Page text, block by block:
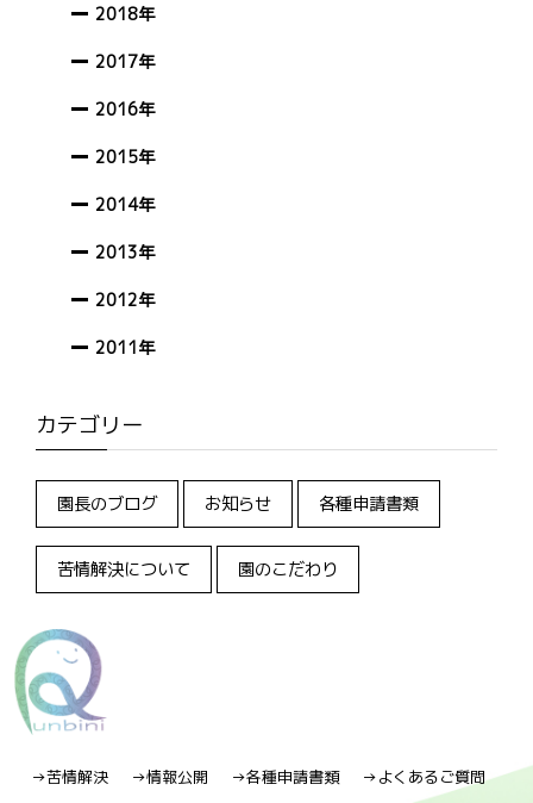
2018年
2017年
2016年
2015年
2014年
2013年
2012年
2011年
カテゴリー
園長のブログ お知らせ 各種申請書類
苦情解決について 園のこだわり
→苦情解決 →情報公開 →各種申請書類
→よくあるご質問